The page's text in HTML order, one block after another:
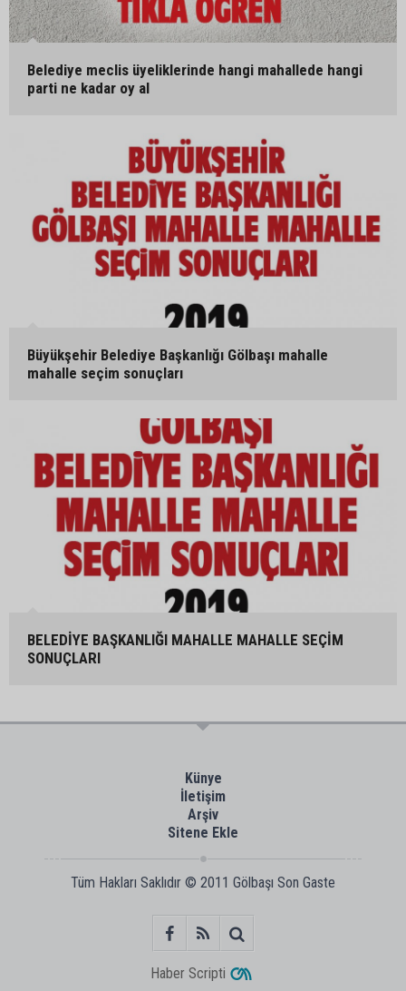
Belediye meclis üyeliklerinde hangi mahallede hangi
parti ne kadar oy al
Büyükşehir Belediye Başkanlığı Gölbaşı mahalle
mahalle seçim sonuçları
BELEDİYE BAŞKANLIĞI MAHALLE MAHALLE SEÇİM
SONUÇLARI
Künye
İletişim
Arşiv
Sitene Ekle
Tüm Hakları Saklıdır © 2011 Gölbaşı Son Gaste
Haber Scripti